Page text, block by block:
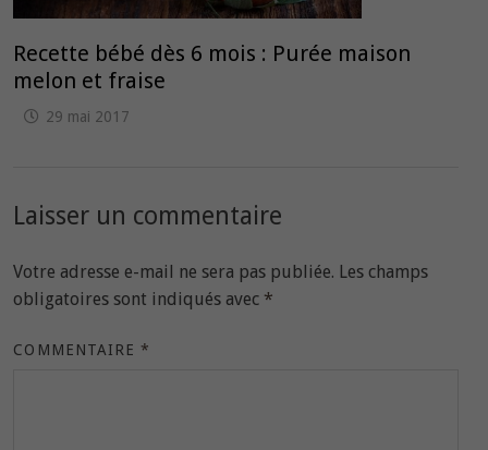
Recette bébé dès 6 mois : Purée maison
melon et fraise
29 mai 2017
Laisser un commentaire
Votre adresse e-mail ne sera pas publiée. Les champs
obligatoires sont indiqués avec *
COMMENTAIRE*